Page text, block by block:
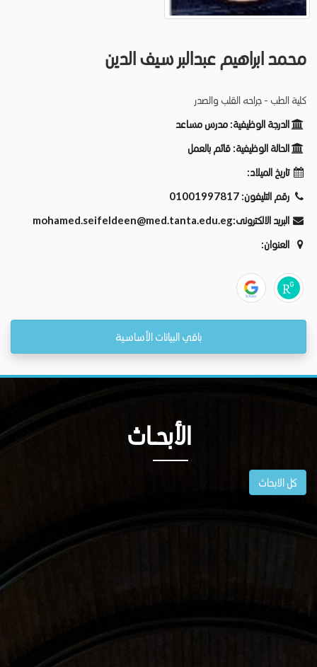
محمد ابراهيم عبدالبر سيف الدين
كلية الطب - جراحه القلب والصدر
الدرجة الوظيفية: مدرس مساعد
الحالة الوظيفية: قائم بالعمل
تاريخ الميلاد:
رقم التليفون: 01001997817
البريد الالكترونى:mohamed.seifeldeen@med.tanta.edu.eg
العنوان:
باقي البيانات الأساسية
الأبحــاث
كل الابحاث